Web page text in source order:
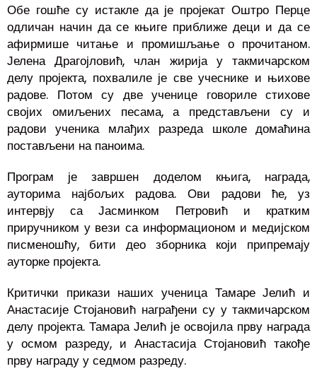
Обе гошће су истакле да је пројекат Оштро Перце
одличан начин да се књиге приближе деци и да се
афирмише читање и промишљање о прочитаном.
Јелена Драгојловић, члан жирија у такмичарском
делу пројекта, похвалиле је све учеснике и њихове
радове. Потом су две ученице говориле стихове
својих омиљених песама, а представљени су и
радови ученика млађих разреда школе домаћина
постављени на паноима.
Програм је завршен доделом књига, награда,
ауторима најбољих радова. Ови радови ће, уз
интервју са Јасминком Петровић и кратким
приручником у вези са информационом и медијском
писменошћу, бити део зборника који припремају
ауторке пројекта.
Критички прикази наших ученица Тамаре Јелић и
Анастасије Стојановић награђени су у такмичарском
делу пројекта. Тамара Јелић је освојила прву награда
у осмом разреду, и Анастасија Стојановић такође
прву награду у седмом разреду.